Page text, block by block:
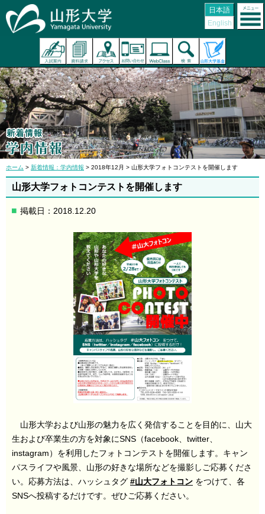
日本語
English
ホーム > 新着情報：学内情報 > 2018年12月 > 山形大学フォトコンテストを開催します
山形大学フォトコンテストを開催します
掲載日：2018.12.20
山形大学および山形の魅力を広く発信することを目的に、山大
生および卒業生の方を対象にSNS（facebook、twitter、
instagram）を利用したフォトコンテストを開催します。キャン
パスライフや風景、山形の好きな場所などを撮影しご応募くださ
い。応募方法は、ハッシュタグ #山大フォトコン をつけて、各
SNSへ投稿するだけです。ぜひご応募ください。